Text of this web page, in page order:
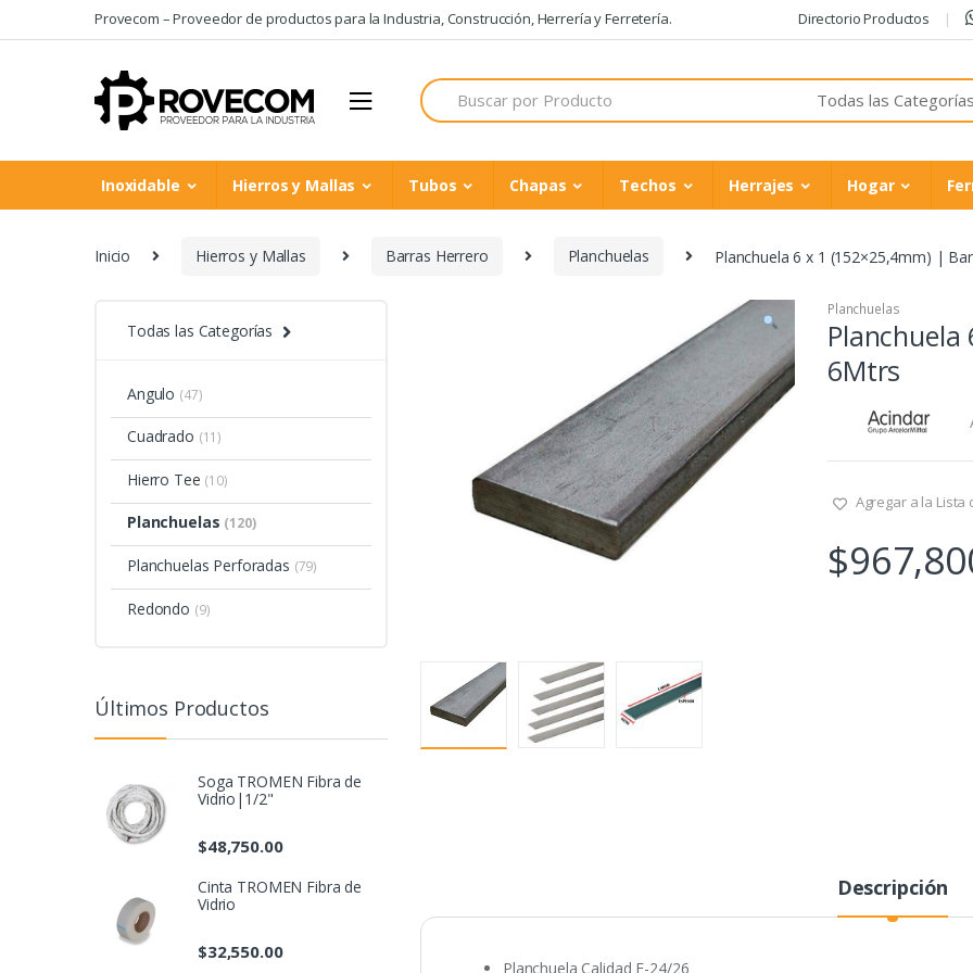
to
to
Provecom – Proveedor de productos para la Industria, Construcción, Herrería y Ferretería. Directorio Productos
Search
for:
Inoxidable Hierros y Mallas Tubos Chapas Techos Herrajes Hogar
Inicio Hierros y Mallas Barras Herrero Planchuelas Planchuela 6 x 1 (152×25,4mm) |
Planchuelas
6Mtrs
Agregar a la Lista
$
Descripción
Planchuela Calidad F-24/26
Todas las Categorías
Angulo (47)
Cuadrado (11)
Hierro Tee (10)
Planchuelas (120)
Planchuelas Perforadas (79)
Redondo (9)
Últimos Productos
Soga TROMEN Fibra de
Vidrio|1/2"
$48,750.00
Cinta TROMEN Fibra de
Vidrio
$32,550.00